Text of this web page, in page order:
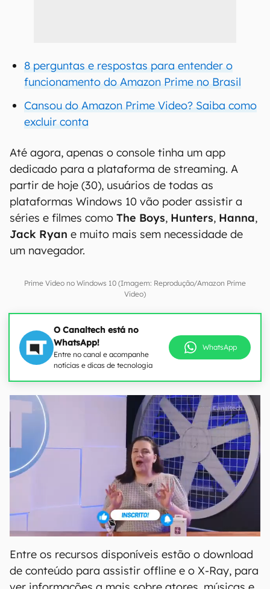
8 perguntas e respostas para entender o
funcionamento do Amazon Prime no Brasil
Cansou do Amazon Prime Video? Saiba como
excluir conta
Até agora, apenas o console tinha um app
dedicado para a plataforma de streaming. A
partir de hoje (30), usuários de todas as
plataformas Windows 10 vão poder assistir a
séries e filmes como The Boys, Hunters, Hanna,
Jack Ryan e muito mais sem necessidade de
um navegador.
Prime Video no Windows 10 (Imagem: Reprodução/Amazon Prime
Video)
O Canaltech está no
WhatsApp!
Entre no canal e acompanhe
notícias e dicas de tecnologia
WhatsApp
Entre os recursos disponíveis estão o download
de conteúdo para assistir offline e o X-Ray, para